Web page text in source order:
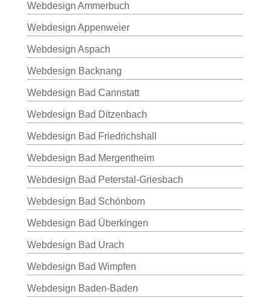
Webdesign Ammerbuch
Webdesign Appenweier
Webdesign Aspach
Webdesign Backnang
Webdesign Bad Cannstatt
Webdesign Bad Ditzenbach
Webdesign Bad Friedrichshall
Webdesign Bad Mergentheim
Webdesign Bad Peterstal-Griesbach
Webdesign Bad Schönborn
Webdesign Bad Überkingen
Webdesign Bad Urach
Webdesign Bad Wimpfen
Webdesign Baden-Baden